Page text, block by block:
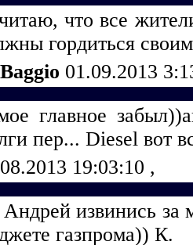
что все
гордиться
01.09.2013
главное
пер... Diеsеl вот
19:03:10 ,
извинись
газпрома)) К.